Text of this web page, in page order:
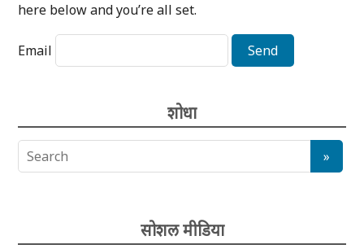
here below and you’re all set.
Email
शोधा
सोशल मीडिया